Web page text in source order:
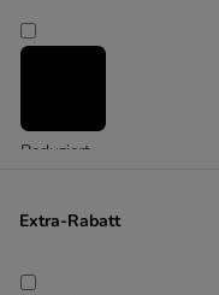
Animonda
Reduziert
Extra-Rabatt